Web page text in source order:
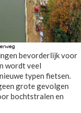
bevorderlijk voor
wordt veel
typen fietsen.
grote gevolgen
bochtstralen en